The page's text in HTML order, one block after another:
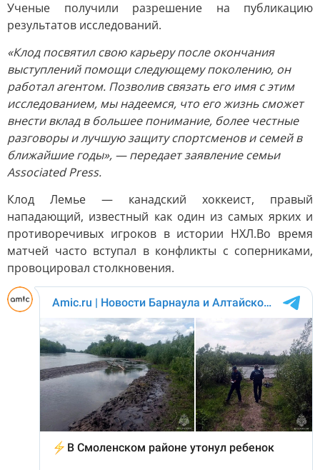
Ученые получили разрешение на публикацию
результатов исследований.
«Клод посвятил свою карьеру после окончания
выступлений помощи следующему поколению, он
работал агентом. Позволив связать его имя с этим
исследованием, мы надеемся, что его жизнь сможет
внести вклад в большее понимание, более честные
разговоры и лучшую защиту спортсменов и семей в
ближайшие годы», — передает заявление семьи
Associated Press.
Клод Лемье — канадский хоккеист, правый
нападающий, известный как один из самых ярких и
противоречивых игроков в истории НХЛ.Во время
матчей часто вступал в конфликты с соперниками,
провоцировал столкновения.